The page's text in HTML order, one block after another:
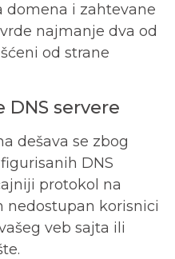
domena i zahtevane
najmanje dva od
od strane
servere
dešava se zbog
DNS
protokol na
nedostupan korisnici
veb sajta ili